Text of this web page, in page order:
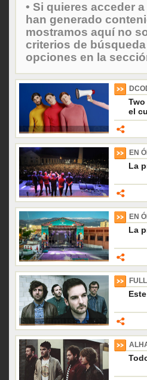
• Si quieres acceder
han generado
mostramos aquí no
criterios de
opciones en la
el
EN
La
EN
La
FULL